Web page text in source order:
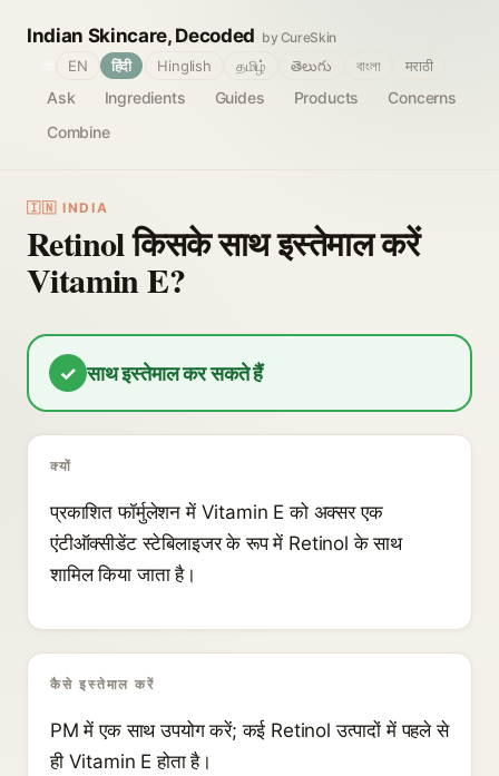
Indian Skincare, Decoded by CureSkin
Ask Ingredients Guides Products
Concerns
Combine
EN हिंदी Hinglish தமிழ் తెలుగు বাংলা मराठी
🇮🇳 INDIA
Retinol किसके साथ इस्तेमाल करें
Vitamin E?
✓ साथ इस्तेमाल कर सकते हैं
क्यों
प्रकाशित फॉर्मुलेशन में Vitamin E को अक्सर एक
एंटीऑक्सीडेंट स्टेबिलाइजर के रूप में Retinol के साथ
शामिल किया जाता है।
कैसे इस्तेमाल करें
PM में एक साथ उपयोग करें; कई Retinol उत्पादों में पहले से
ही Vitamin E होता है।